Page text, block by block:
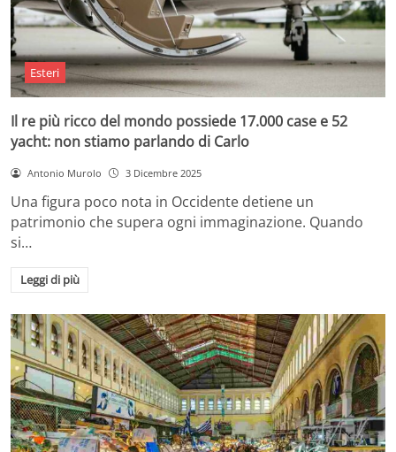
Esteri
Il re più ricco del mondo possiede 17.000 case e 52
yacht: non stiamo parlando di Carlo
Antonio Murolo 3 Dicembre 2025
Una figura poco nota in Occidente detiene un
patrimonio che supera ogni immaginazione. Quando
si…
Leggi di più